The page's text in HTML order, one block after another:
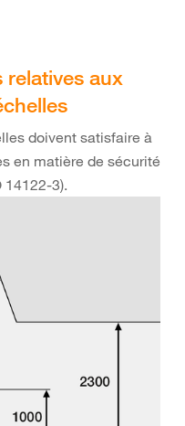
relatives aux
doivent satisfaire à
en matière de sécurité
14122-3).